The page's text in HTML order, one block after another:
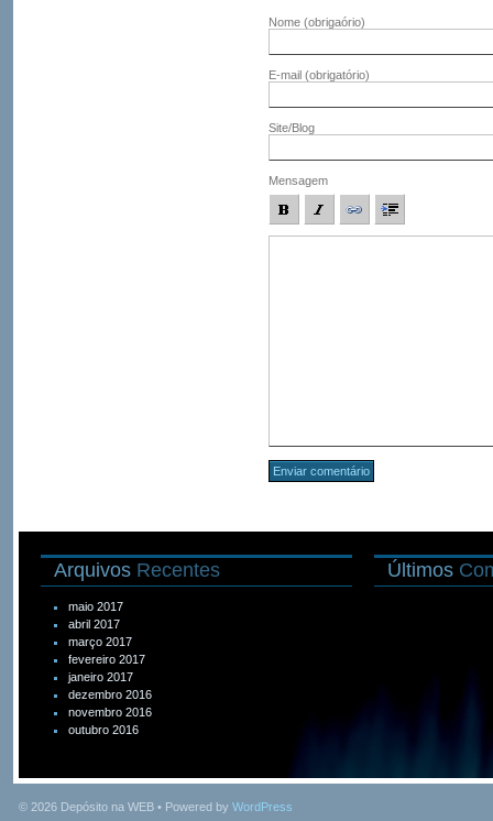
Nome (obrigaório)
E-mail (obrigatório)
Site/Blog
Mensagem
Arquivos Recentes
maio 2017
abril 2017
março 2017
fevereiro 2017
janeiro 2017
dezembro 2016
novembro 2016
outubro 2016
Últimos
© 2026 Depósito na WEB • Powered by WordPress